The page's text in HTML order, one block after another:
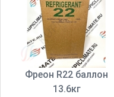
Фреон R22 баллон
13.6кг